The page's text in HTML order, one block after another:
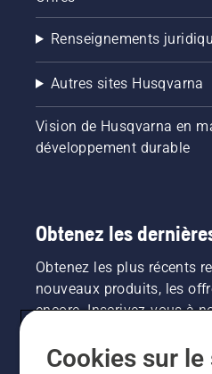
Renseignements
Autres sites Husqvarna
Vision de Husqvarna en
développement durable
Obtenez les
Obtenez les plus récents
nouveaux produits, les
encore. Inscrivez-vous à
INSCRIPTION À LA
Cookies sur le